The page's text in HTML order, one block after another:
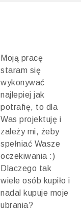
Moją pracę
staram się
wykonywać
najlepiej jak
potrafię, to dla
Was projektuję i
zależy mi, żeby
spełniać Wasze
oczekiwania :)
Dlaczego tak
wiele osób kupiło i
nadal kupuje moje
ubrania?